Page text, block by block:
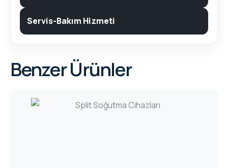
Servis-Bakım Hizmeti
Benzer Ürünler